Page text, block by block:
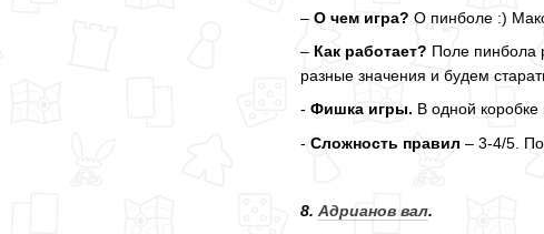
– О чем игра? О пинболе :)
– Как работает? Поле пинбола
разные значения и будем
- Фишка игры. В одной коробке
- Сложность правил – 3-4/5.
8. Адрианов вал.